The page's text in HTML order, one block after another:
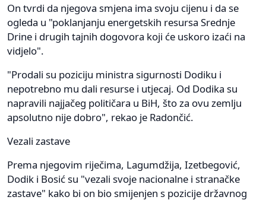
On tvrdi da njegova smjena ima svoju cijenu i da se
ogleda u "poklanjanju energetskih resursa Srednje
Drine i drugih tajnih dogovora koji će uskoro izaći na
vidjelo".
"Prodali su poziciju ministra sigurnosti Dodiku i
nepotrebno mu dali resurse i utjecaj. Od Dodika su
napravili najjačeg političara u BiH, što za ovu zemlju
apsolutno nije dobro", rekao je Radončić.
Vezali zastave
Prema njegovim riječima, Lagumdžija, Izetbegović,
Dodik i Bosić su "vezali svoje nacionalne i stranačke
zastave" kako bi on bio smijenjen s pozicije državnog